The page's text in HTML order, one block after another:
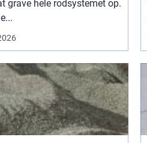
grave hele rodsystemet op.